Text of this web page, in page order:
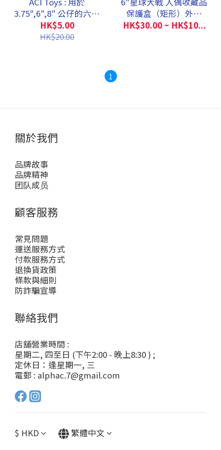
3.75",6",8" 公仔的六角
支架 (Star Wars,
Marvel Legends, Acid
HK$5.00
HK$20.00
保護盒（矩形）外殼
(13 X 5.5 X 23.3)
HK$30.00 ~ HK$10...
1
關於我們
品牌故事
品牌精神
团队成员
顧客服務
常見問題
運送服務方式
付款服務方式
退換貨政策
條款與細則
防詐騙宣導
聯絡我們
店舖營業時間 :
星期二, 四至日 (下午2:00 - 晚上8:30 ) ;
定休日：逢星期一, 三
電郵 : alphac.7@gmail.com
$ HKD 繁體中文